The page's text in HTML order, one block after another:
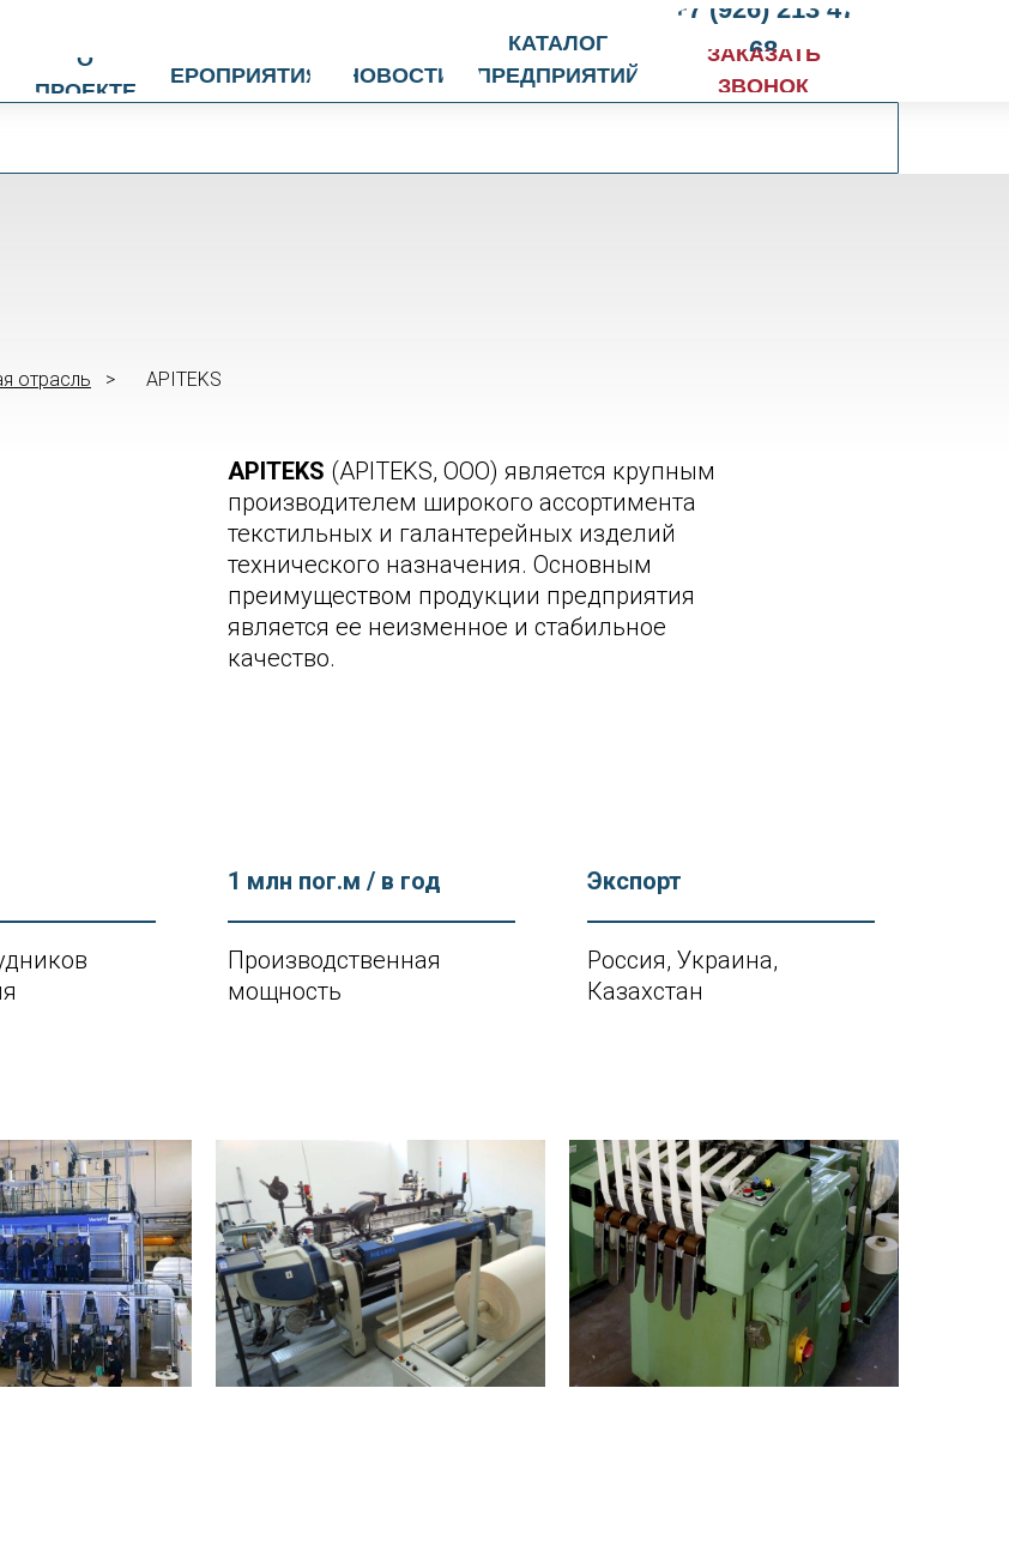
О
ПРОЕКТЕ
МЕРОПРИЯТИЯ НОВОСТИ
КАТАЛОГ
ПРЕДПРИЯТИЙ
+7 (926) 213 47
68
ЗАКАЗАТЬ
ЗВОНОК
отрасль > APITEKS
APITEKS (APITEKS, ООО) является крупным
производителем широкого ассортимента
текстильных и галантерейных изделий
технического назначения. Основным
преимуществом продукции предприятия
является ее неизменное и стабильное
качество.
1 млн пог.м / в год
Производственная
мощность
Экспорт
Россия, Украина,
Казахстан